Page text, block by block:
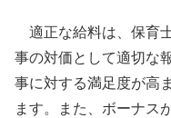
適正な給料は、保育
事の対価として適切な
事に対する満足度が高
ます。また、ボーナス